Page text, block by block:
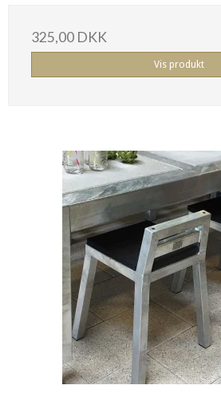
325,00 DKK
Vis produkt